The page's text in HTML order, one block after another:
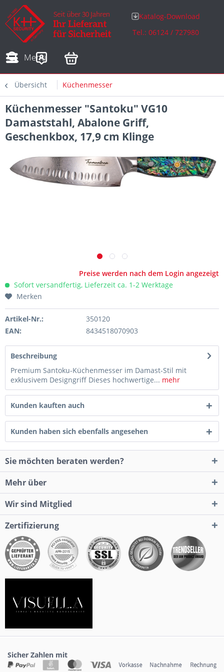
Katalog-Download
Tel.: 06124 / 727980
Menü
Adressen
Übersicht Küchenmesser
Küchenmesser "Santoku" VG10
Damaststahl, Abalone Griff,
Geschenkbox, 17,9 cm Klinge
Preise werden nach dem Login angezeigt
Sofort versandfertig, Lieferzeit ca. 1-2 Werktage
Merken
Artikel-Nr.:
350120
EAN:
8434518070903
Beschreibung
Premium Santoku-Küchenmesser im Damast-Stil mit
exklusivem Designgriff Dieses hochwertige... mehr
Kunden kauften auch
Kunden haben sich ebenfalls angesehen
Sie möchten beraten werden?
Mehr über
Wir sind Mitglied
Zertifizierung
Sicher Zahlen mit